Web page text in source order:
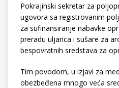
Pokrajinski sekretar za
ugovora sa registrovanim
za sufinansiranje nabavke
preradu uljarica i sušare za
bespovratnih sredstava za
Tim povodom, u izjavi za
obezbeđena mnogo veća